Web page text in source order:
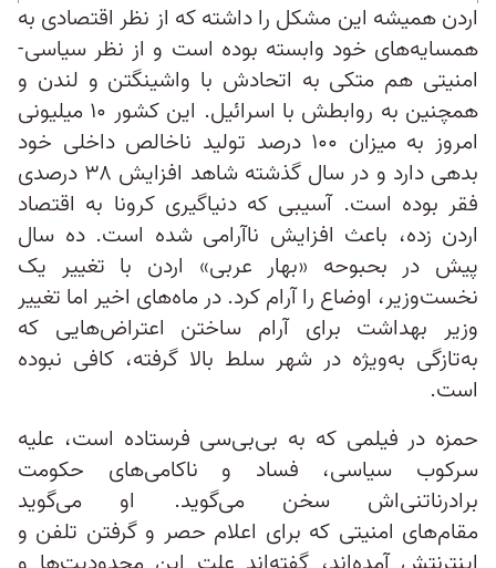
اردن همیشه این مشکل را داشته که از نظر اقتصادی به
همسایه‌های خود وابسته بوده است و از نظر سیاسی-
امنیتی هم متکی به اتحادش با واشینگتن و لندن و
همچنین به روابطش با اسرائیل. این کشور ۱۰ میلیونی
امروز به میزان ۱۰۰ درصد تولید ناخالص داخلی خود
بدهی دارد و در سال گذشته شاهد افزایش ۳۸ درصدی
فقر بوده است. آسیبی که دنیاگیری کرونا به اقتصاد
اردن زده، باعث افزایش ناآرامی شده است. ده سال
پیش در بحبوحه «بهار عربی» اردن با تغییر یک
نخست‌وزیر، اوضاع را آرام کرد. در ماه‌های اخیر اما تغییر
وزیر بهداشت برای آرام ساختن اعتراض‌هایی که
به‌تازگی به‌ویژه در شهر سلط بالا گرفته‌، کافی نبوده
است.
حمزه در فیلمی که به بی‌بی‌سی فرستاده است، علیه
سرکوب سیاسی، فساد و ناکامی‌های حکومت
برادرناتنی‌اش سخن می‌گوید. او می‌گوید
مقام‌های امنیتی که برای اعلام حصر و گرفتن تلفن و